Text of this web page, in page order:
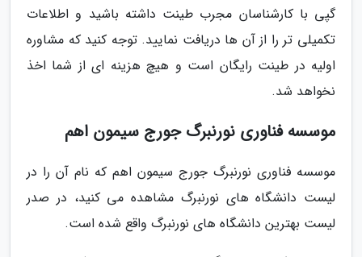
گپی با کارشناسان مجرب طینت داشته باشید و اطلاعات
تکمیلی تر را از آن ها دریافت نمایید. توجه کنید که مشاوره
اولیه در طینت رایگان است و هیچ هزینه ای از شما اخذ
نخواهد شد.
موسسه فناوری نورنبرگ جورج سیمون اهم
موسسه فناوری نورنبرگ جورج سیمون اهم که نام آن را در
لیست دانشگاه های نورنبرگ مشاهده می کنید، در صدر
لیست بهترین دانشگاه های نورنبرگ واقع شده است.